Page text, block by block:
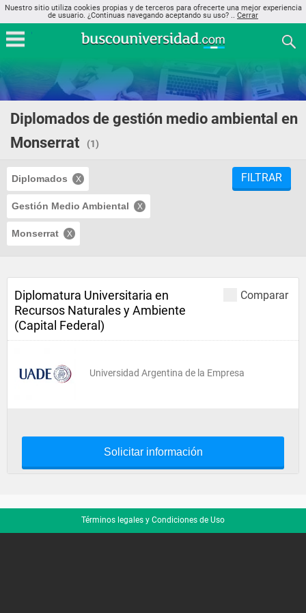
Nuestro sitio utiliza cookies propias y de terceros para ofrecerte una mejor experiencia
de usuario. ¿Continuas navegando aceptando su uso? .. Cerrar
Diplomados de gestión medio ambiental en
Monserrat
(1)
Diplomados
Gestión Medio Ambiental
Monserrat
FILTRAR
Comparar
Diplomatura Universitaria en
Recursos Naturales y Ambiente
(Capital Federal)
Universidad Argentina de la Empresa
Solicitar información
Términos legales y Condiciones de Uso